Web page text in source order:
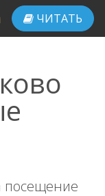
ЧИТАТЬ
посещение